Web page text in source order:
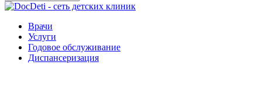
Врачи
Услуги
Годовое обслуживание
Диспансеризация